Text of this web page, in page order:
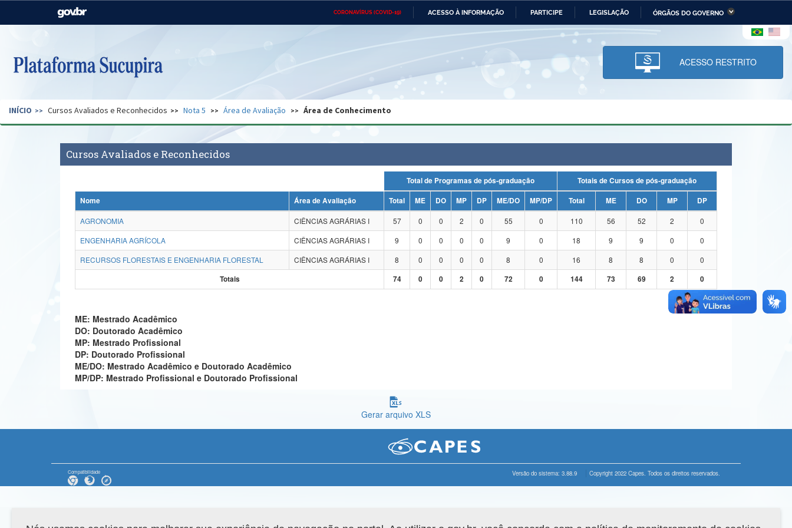
CORONAVÍRUS (COVID-19) ACESSO À INFORMAÇÃO PARTICIPE LEGISLAÇÃO ÓRGÃOS DO GOVERNO
Casa Civil Ministério das Relações Ministério da Economia Ministério da Infraestrutura
Pecuária e Abastecimento
Ministério da Ciência,
Tecnologia, Inovações e
Comunicações
Ministério do Desenvolvimento
Regional e dos Direitos Humanos
Secretaria de Governo Gabinete de Segurança Advocacia-Geral da União Banco Central do Brasil Planalto
ACESSO RESTRITO
INÍCIO Cursos Avaliados e Reconhecidos Nota 5 Área de Avaliação Área de Conhecimento
Cursos Avaliados e Reconhecidos
Total de Programas de pós-graduação
Totais de Cursos de pós-graduação
Nome
Área de Avaliação Total ME DO MP DP ME/DO MP/DP Total ME DO MP
DP
AGRONOMIA
CIÊNCIAS AGRÁRIAS I 57 0 0 2 0 55 0 110 56 52 2
0
ENGENHARIA AGRÍCOLA
CIÊNCIAS AGRÁRIAS I 9 0 0 0 0 9 0 18 9 9 0
0
RECURSOS FLORESTAIS E ENGENHARIA FLORESTAL
CIÊNCIAS AGRÁRIAS I 8 0 0 0 0 8 0 16 8 8 0
0
Totais
74 0 0 2 0 72 0 144 73 69 2 0
ME: Mestrado Acadêmico
DO: Doutorado Acadêmico
MP: Mestrado Profissional
DP: Doutorado Profissional
ME/DO: Mestrado Acadêmico e Doutorado Acadêmico
MP/DP: Mestrado Profissional e Doutorado Profissional
Gerar arquivo XLS
Compatibilidade Versão do sistema: 3.88.9 Copyright 2022 Capes. Todos os direitos reservados.